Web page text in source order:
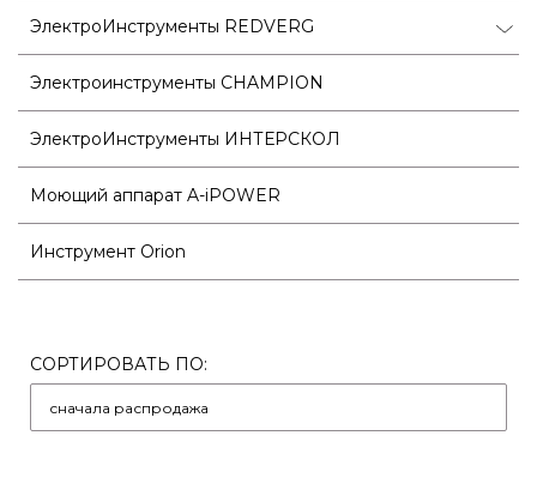
ЭлектроИнструменты REDVERG
Электроинструменты CHAMPION
ЭлектроИнструменты ИНТЕРСКОЛ
Моющий аппарат A-iPOWER
Инструмент Orion
СОРТИРОВАТЬ ПО: